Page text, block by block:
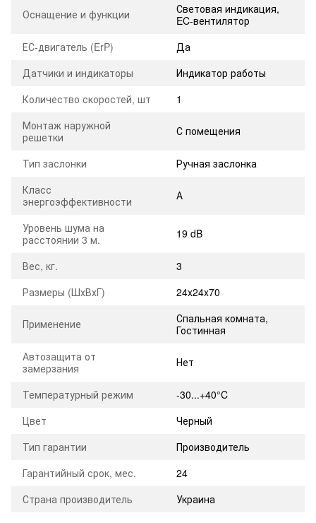
Оснащение и функции
Световая индикация,
EC-вентилятор
ЕС-двигатель (ErP)
Да
Датчики и индикаторы
Индикатор работы
Количество скоростей, шт
1
Монтаж наружной
решетки
С помещения
Тип заслонки
Ручная заслонка
Класс
энергоэффективности
А
Уровень шума на
расстоянии 3 м.
19 dB
Вес, кг.
3
Размеры (ШхВхГ)
24x24x70
Применение Спальная комната,
Гостинная
Автозащита от
замерзания
Нет
Температурный режим
-30...+40°C
Цвет
Черный
Тип гарантии
Производитель
Гарантийный срок, мес.
24
Страна производитель
Украина